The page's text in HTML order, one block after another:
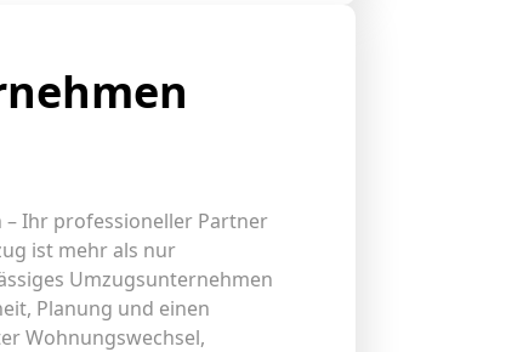
Ihr professioneller Partner
ist mehr als nur
Umzugsunternehmen
Planung und einen
Wohnungswechsel,